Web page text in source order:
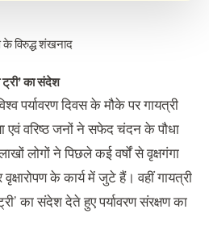
के विरुद्ध शंखनाद
ट्री’ का संदेश
पर्यावरण दिवस के मौके पर गायत्री
एवं वरिष्ठ जनों ने सफेद चंदन के पौधा
लोगों ने पिछले कई वर्षों से वृक्षगंगा
के कार्य में जुटे हैं। वहीं गायत्री
ट्री’ का संदेश देते हुए पर्यावरण संरक्षण का